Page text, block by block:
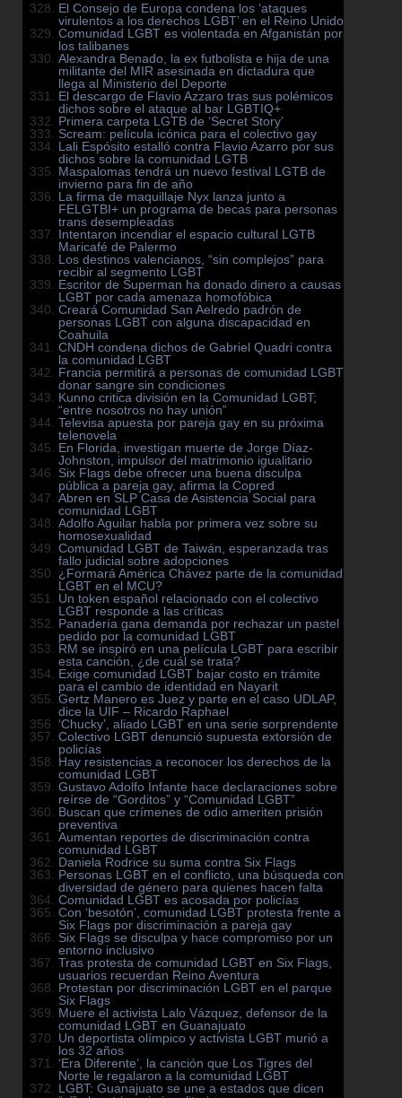
El Consejo de Europa condena los ‘ataques
virulentos a los derechos LGBT’ en el Reino Unido
Comunidad LGBT es violentada en Afganistán por
los talibanes
Alexandra Benado, la ex futbolista e hija de una
militante del MIR asesinada en dictadura que
llega al Ministerio del Deporte
El descargo de Flavio Azzaro tras sus polémicos
dichos sobre el ataque al bar LGBTIQ+
Primera carpeta LGTB de ‘Secret Story’
Scream: película icónica para el colectivo gay
Lali Espósito estalló contra Flavio Azarro por sus
dichos sobre la comunidad LGTB
Maspalomas tendrá un nuevo festival LGTB de
invierno para fin de año
La firma de maquillaje Nyx lanza junto a
FELGTBI+ un programa de becas para personas
trans desempleadas
Intentaron incendiar el espacio cultural LGTB
Maricafé de Palermo
Los destinos valencianos, “sin complejos” para
recibir al segmento LGBT
Escritor de Superman ha donado dinero a causas
LGBT por cada amenaza homofóbica
Creará Comunidad San Aelredo padrón de
personas LGBT con alguna discapacidad en
Coahuila
CNDH condena dichos de Gabriel Quadri contra
la comunidad LGBT
Francia permitirá a personas de comunidad LGBT
donar sangre sin condiciones
Kunno critica división en la Comunidad LGBT;
“entre nosotros no hay unión”
Televisa apuesta por pareja gay en su próxima
telenovela
En Florida, investigan muerte de Jorge Díaz-
Johnston, impulsor del matrimonio igualitario
Six Flags debe ofrecer una buena disculpa
pública a pareja gay, afirma la Copred
Abren en SLP Casa de Asistencia Social para
comunidad LGBT
Adolfo Aguilar habla por primera vez sobre su
homosexualidad
Comunidad LGBT de Taiwán, esperanzada tras
fallo judicial sobre adopciones
¿Formará América Chávez parte de la comunidad
LGBT en el MCU?
Un token español relacionado con el colectivo
LGBT responde a las críticas
Panadería gana demanda por rechazar un pastel
pedido por la comunidad LGBT
RM se inspiró en una película LGBT para escribir
esta canción, ¿de cuál se trata?
Exige comunidad LGBT bajar costo en trámite
para el cambio de identidad en Nayarit
Gertz Manero es Juez y parte en el caso UDLAP,
dice la UIF – Ricardo Raphael
‘Chucky’, aliado LGBT en una serie sorprendente
Colectivo LGBT denunció supuesta extorsión de
policías
Hay resistencias a reconocer los derechos de la
comunidad LGBT
Gustavo Adolfo Infante hace declaraciones sobre
reírse de “Gorditos” y “Comunidad LGBT”
Buscan que crímenes de odio ameriten prisión
preventiva
Aumentan reportes de discriminación contra
comunidad LGBT
Daniela Rodrice su suma contra Six Flags
Personas LGBT en el conflicto, una búsqueda con
diversidad de género para quienes hacen falta
Comunidad LGBT es acosada por policías
Con ‘besotón’, comunidad LGBT protesta frente a
Six Flags por discriminación a pareja gay
Six Flags se disculpa y hace compromiso por un
entorno inclusivo
Tras protesta de comunidad LGBT en Six Flags,
usuarios recuerdan Reino Aventura
Protestan por discriminación LGBT en el parque
Six Flags
Muere el activista Lalo Vázquez, defensor de la
comunidad LGBT en Guanajuato
Un deportista olímpico y activista LGBT murió a
los 32 años
‘Era Diferente’, la canción que Los Tigres del
Norte le regalaron a la comunidad LGBT
LGBT: Guanajuato se une a estados que dicen